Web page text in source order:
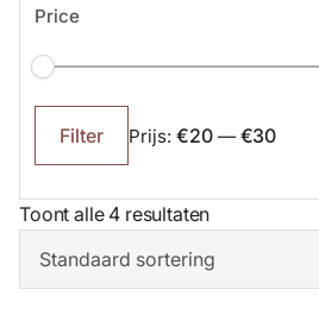
Price
Min.
prijs
Max.
prijsFilter Prijs: €20—€30
Toont alle 4 resultaten